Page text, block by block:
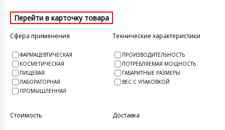
Сфера применения
ФАРМАЦЕВТИЧЕСКАЯ
КОСМЕТИЧЕСКАЯ
ПИЩЕВАЯ
ЛАБОРАТОРНАЯ
ПРОМЫШЛЕННАЯ
Технические характеристики
ПРОИЗВОДИТЕЛЬНОСТЬ
ПОТРЕБЛЯЕМАЯ МОЩНОСТЬ
ГАБАРИТНЫЕ РАЗМЕРЫ
ВЕС С УПАКОВКОЙ
Стоимость Доставка